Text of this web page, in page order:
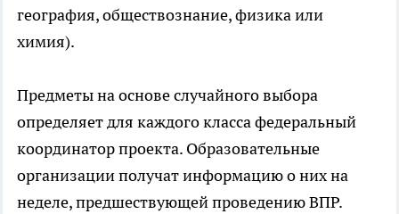
география, обществознание, физика или
химия).
Предметы на основе случайного выбора
определяет для каждого класса федеральный
координатор проекта. Образовательные
организации получат информацию о них на
неделе, предшествующей проведению ВПР.